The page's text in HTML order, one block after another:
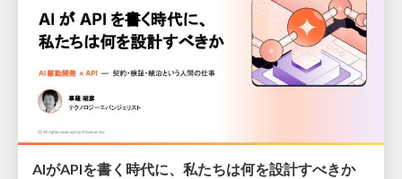
AIがAPIを書く時代に、私たちは何を設計すべきか